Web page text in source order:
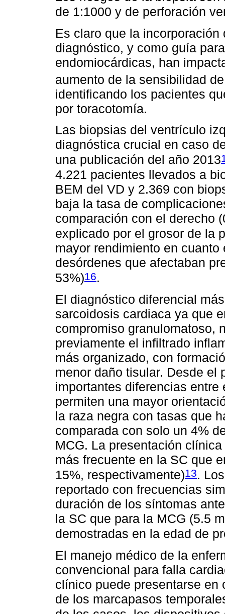
de 1:1000 y de perforación
Es claro que la
diagnóstico, y como guía
endomiocárdicas, han
aumento de la sensibilidad
identificando los pacientes
por toracotomía.
Las biopsias del ventrículo
diagnóstica crucial en caso
una publicación del año 2013
4.221 pacientes llevados a
BEM del VD y 2.369 con
baja la tasa de
comparación con el derecho
explicado por el grosor de la
mayor rendimiento en
desórdenes que afectaban
53%)16.
El diagnóstico diferencial
sarcoidosis cardiaca ya que
compromiso granulomatoso,
previamente el infiltrado
más organizado, con
menor daño tisular. Desde el
importantes diferencias
permiten una mayor
la raza negra con tasas que
comparada con solo un 4%
MCG. La presentación
más frecuente en la SC que
15%, respectivamente)13.
reportado con frecuencias
duración de los síntomas
la SC que para la MCG (5.5
demostradas en la edad de
El manejo médico de la
convencional para falla
clínico puede presentarse en
de los marcapasos